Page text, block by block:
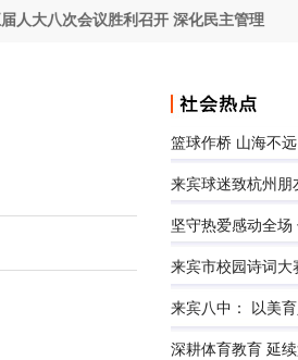
次会议胜利召开 深化民主管理 激发内生动
篮球作桥 山海不远
来宾球迷致杭州朋
坚守热爱感动全
来宾市校园诗词大
来宾八中： 以美
深耕体育教育 延